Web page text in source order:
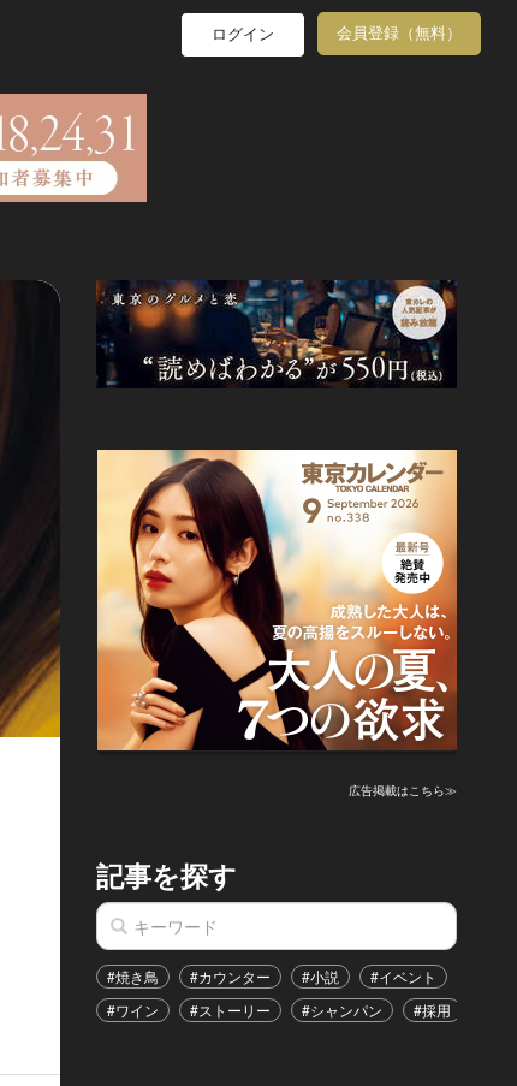
ログイン 会員登録（無料）
広告掲載はこちら≫
記事を探す
#焼き鳥 #カウンター #小説 #イベント
#ワイン
#ストーリー #シャンパン #採用